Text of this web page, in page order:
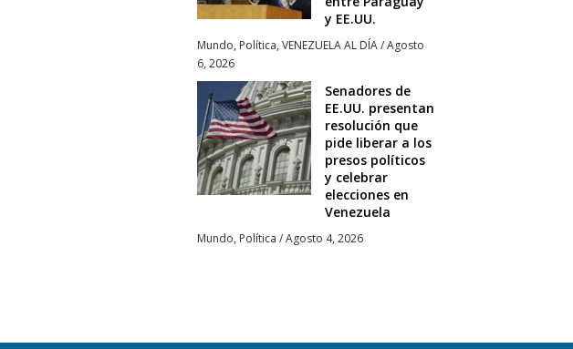
y EE.UU.
Mundo, Política, VENEZUELA AL DÍA/Agosto
6, 2026
Senadores de
EE.UU. presentan
resolución que
pide liberar a los
presos políticos
y celebrar
elecciones en
Venezuela
Mundo, Política /Agosto 4, 2026